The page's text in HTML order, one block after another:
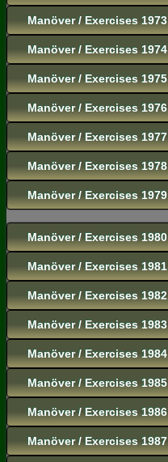
Manöver / Exercises 1973
Manöver / Exercises 1974
Manöver / Exercises 1975
Manöver / Exercises 1976
Manöver / Exercises 1977
Manöver / Exercises 1978
Manöver / Exercises 1979
Manöver / Exercises 1980
Manöver / Exercises 1981
Manöver / Exercises 1982
Manöver / Exercises 1983
Manöver / Exercises 1984
Manöver / Exercises 1985
Manöver / Exercises 1986
Manöver / Exercises 1987